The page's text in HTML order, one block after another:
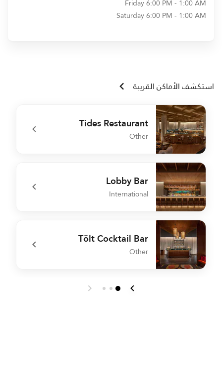
Friday6:00 PM - 1:00 AM
Saturday6:00 PM - 1:00 AM
استكشف الأماكن القريبة
Tides Restaurant
Other
undefined Tides Restaurant
Lobby Bar
International
undefined Lobby Bar
Tölt Cocktail Bar
Other
undefined Tölt Cocktail Bar